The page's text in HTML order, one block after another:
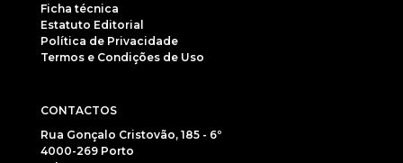
Ficha técnica
Estatuto Editorial
Política de Privacidade
Termos e Condições de Uso
CONTACTOS
Rua Gonçalo Cristovão, 185 - 6º
4000-269 Porto